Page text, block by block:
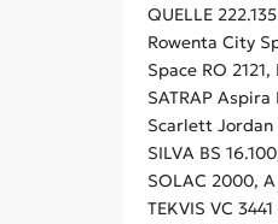
QUELLE 222.135
Rowenta City
Space RO
SATRAP
Scarlett Jordan
SILVA BS
SOLAC 2000,
TEKVIS VC 3441